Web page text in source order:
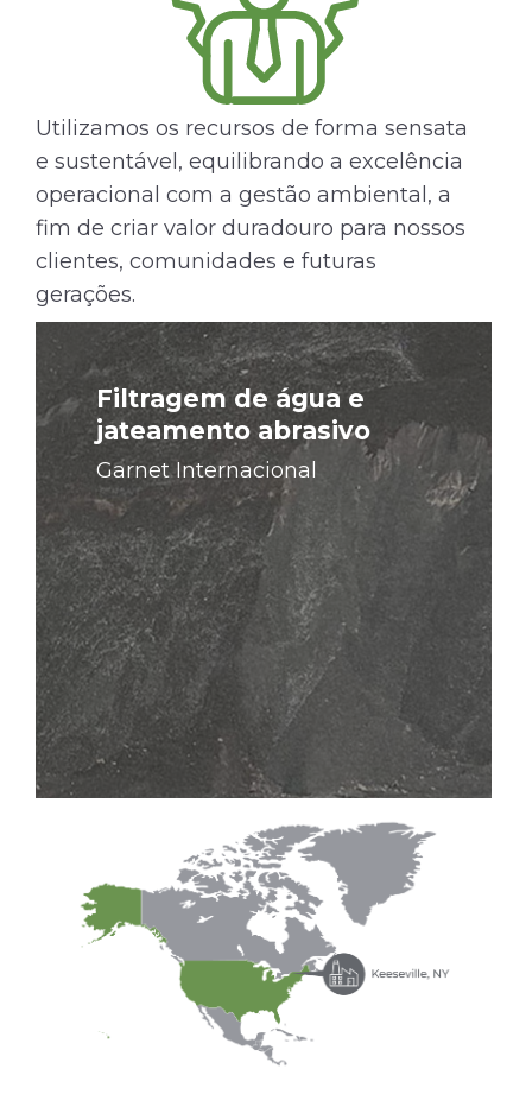
Utilizamos os recursos de forma sensata
e sustentável, equilibrando a excelência
operacional com a gestão ambiental, a
fim de criar valor duradouro para nossos
clientes, comunidades e futuras
gerações.
Filtragem de água e
jateamento abrasivo
Garnet Internacional